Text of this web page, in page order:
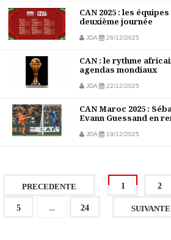
CAN 2025 : les
deuxième journée
JDA 26/12/2025
CAN : le rythme
agendas mondiaux
JDA 22/12/2025
CAN Maroc 2025 :
Evann Guessand en
JDA 19/12/2025
PRECEDENTE 1 2
5 ... 24 SUIVANTE